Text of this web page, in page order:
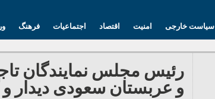
فرهنگ اجتماعیات اقتصاد امنیت سیاست خارجی
رئیس مجلس نمایندگان
و عربستان سعودی دیدار و